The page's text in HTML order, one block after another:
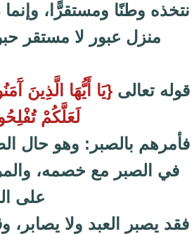
نتخذه وطنًا ومستقرًّا، وإنما
منزل عبور لا مستقر
قوله تعالى {يَا أَيُّهَا الَّذِينَ
لَعَلَّكُمْ
فأمرهم بالصبر: وهو حال
في الصبر مع خصمه،
على
فقد يصبر العبد ولا يصابر،